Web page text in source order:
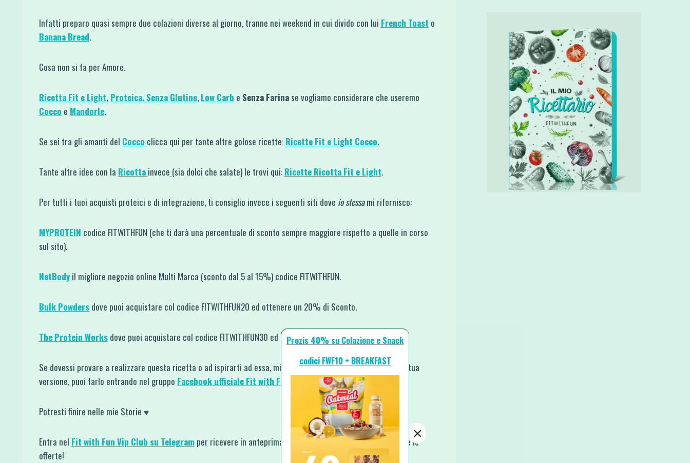
Infatti preparo quasi sempre due colazioni diverse al giorno, tranne nei weekend in cui divido con lui French Toast o
Banana Bread.
Cosa non si fa per Amore.
Ricetta Fit e Light, Proteica, Senza Glutine, Low Carb e Senza Farinase vogliamo considerare che useremo
Cocco e Mandorle.
Se sei tra gli amanti del Cocco clicca qui per tante altre golose ricette: Ricette Fit e Light Cocco.
Tante altre idee con la Ricotta invece (sia dolci che salate) le trovi qui: Ricette Ricotta Fit e Light.
Per tutti i tuoi acquisti proteici e di integrazione, ti consiglio invece i seguenti siti dove io stessami rifornisco:
MYPROTEIN codice FITWITHFUN (che ti darà una percentuale di sconto sempre maggiore rispetto a quelle in corso
sul sito).
NetBodyil migliore negozio online Multi Marca (sconto dal 5 al 15%) codice FITWITHFUN.
Bulk Powdersdove puoi acquistare col codice FITWITHFUN20 ed ottenere un 20% di Sconto.
The Protein Worksdove puoi acquistare col codice FITWITHFUN30 ed ottenere un 30% di Sconto.
Se dovessi provare a realizzare questa ricetta o ad ispirarti ad essa, mi farebbe piacere che mi mostrassi la tua
versione, puoi farlo entrando nel gruppo Facebook ufficiale Fit with Fun o taggandomi suInstagram
Potresti finire nelle mie Storie ♥
Entra nel Fit with Fun Vip Club su Telegramper ricevere in anteprima le nuove ricette, i nuovi video e tutte le
offerte!
Prozis 40% su Colazione e Snack
codici FWF10 + BREAKFAST
×